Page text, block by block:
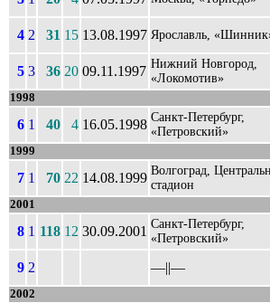
4 2 31 15 13.08.1997 Ярославль,
5 3 36 20 09.11.1997 Нижний Новгород,
«Локомотив»
1998
6 1 40 4 16.05.1998 Санкт-Петербург,
«Петровский»
1999
7 1 70 22 14.08.1999 Волгоград,
стадион
2001
8 1 118 12 30.09.2001 Санкт-Петербург,
«Петровский»
9 2 ––||––
2002